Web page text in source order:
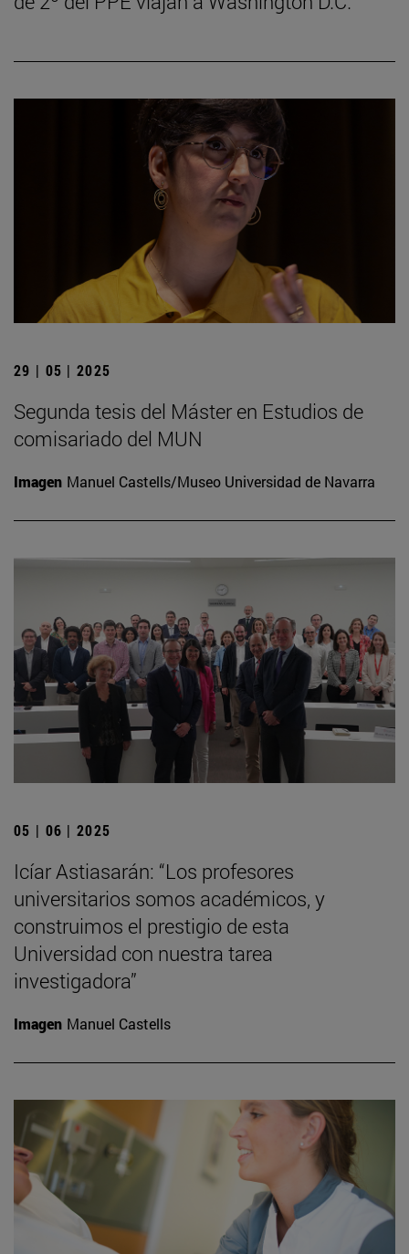
29 | 05 | 2025
Segunda tesis del Máster en Estudios de
comisariado del MUN
Imagen Manuel Castells/Museo Universidad de Navarra
05 | 06 | 2025
Icíar Astiasarán: “Los profesores
universitarios somos académicos, y
construimos el prestigio de esta
Universidad con nuestra tarea
investigadora”
Imagen Manuel Castells